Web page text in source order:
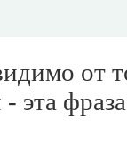
от
эта